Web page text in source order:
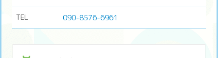
TEL 090-8576-6961